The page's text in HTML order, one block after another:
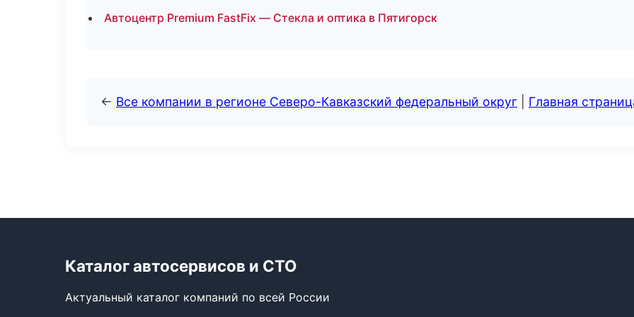
Автоцентр Premium FastFix — Стекла и оптика в Пятигорск
← Все компании в регионе Северо-Кавказский федеральный округ Главная
Каталог автосервисов и СТО
Актуальный каталог компаний по всей России